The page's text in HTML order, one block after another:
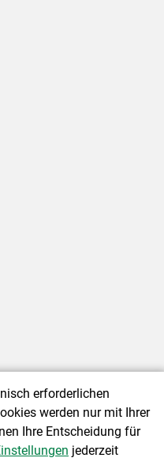
|Barrierefreiheit|
erforderlichen
werden nur mit Ihrer
Ihre Entscheidung für
jederzeit